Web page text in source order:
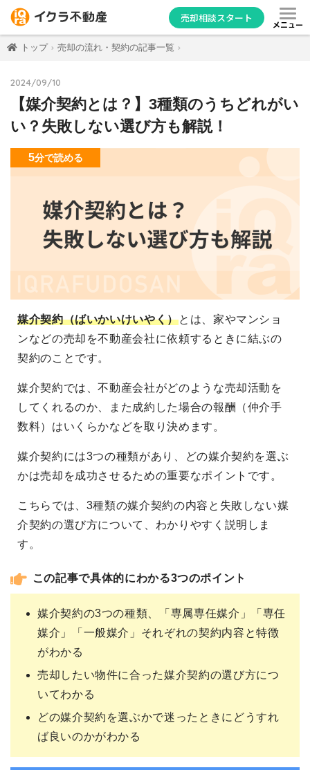
売却相談スタート
メニュー
トップ 売却の流れ・契約の記事一覧
2024/09/10
【媒介契約とは？】3種類のうちどれがい
い？失敗しない選び方も解説！
5分で読める
媒介契約（ばいかいけいやく）とは、家やマンショ
ンなどの売却を不動産会社に依頼するときに結ぶの
契約のことです。
媒介契約では、不動産会社がどのような売却活動を
してくれるのか、また成約した場合の報酬（仲介手
数料）はいくらかなどを取り決めます。
媒介契約には3つの種類があり、どの媒介契約を選ぶ
かは売却を成功させるための重要なポイントです。
こちらでは、3種類の媒介契約の内容と失敗しない媒
介契約の選び方について、わかりやすく説明しま
す。
この記事で具体的にわかる3つのポイント
媒介契約の3つの種類、「専属専任媒介」「専任
媒介」「一般媒介」それぞれの契約内容と特徴
がわかる
売却したい物件に合った媒介契約の選び方につ
いてわかる
どの媒介契約を選ぶかで迷ったときにどうすれ
ば良いのかがわかる